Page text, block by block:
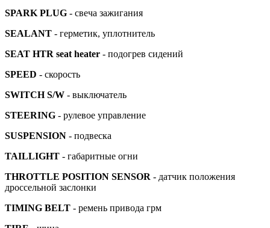
SPARK PLUG - свеча зажигания
SEALANT - герметик, уплотнитель
SEAT HTR seat heater - подогрев сидений
SPEED - скорость
SWITCH S/W - выключатель
STEERING - рулевое управление
SUSPENSION - подвеска
TAILLIGHT - габаритные огни
THROTTLE POSITION SENSOR - датчик положения
дроссельной заслонки
TIMING BELT - ремень привода грм